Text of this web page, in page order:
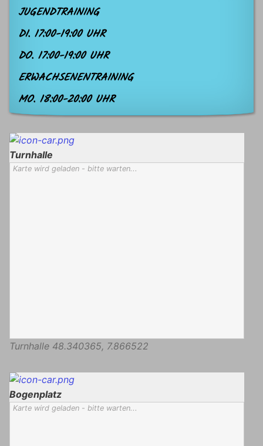
JUGENDTRAINING
DI. 17:00-19:00 UHR
DO. 17:00-19:00 UHR
ERWACHSENENTRAINING
MO. 18:00-20:00 UHR
Turnhalle
Karte wird geladen - bitte warten...
Turnhalle 48.340365, 7.866522
Bogenplatz
Karte wird geladen - bitte warten...